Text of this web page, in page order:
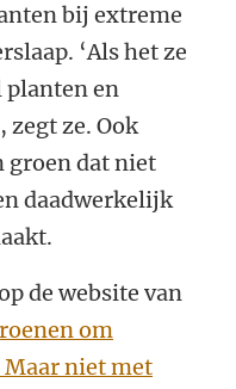
bij extreme
‘Als het ze
planten en
zegt ze. Ook
groen dat niet
daadwerkelijk
de website van
om
niet met